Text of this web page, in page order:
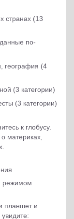
странах (13
по-
география (4
(3 категории)
(3 категории)
к глобусу.
материках,
режимом
планшет и